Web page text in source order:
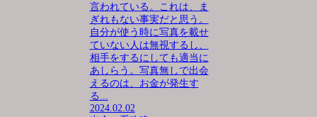
言われている。これは、ま
ぎれもない事実だと思う。
自分が使う時に写真を載せ
ていない人は無視するし、
相手をするにしても適当に
あしらう。写真無しで出会
えるのは、お金が発生す
る...
2024.02.02